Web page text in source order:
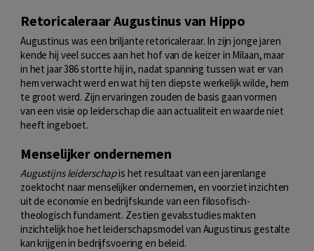
Retoricaleraar Augustinus van Hippo
Augustinus was een briljante retoricaleraar. In zijn jonge jaren
kende hij veel succes aan het hof van de keizer in Milaan, maar
in het jaar 386 stortte hij in, nadat spanning tussen wat er van
hem verwacht werd en wat hij ten diepste werkelijk wilde, hem
te groot werd. Zijn ervaringen zouden de basis gaan vormen
van een visie op leiderschap die aan actualiteit en waarde niet
heeft ingeboet.
Menselijker ondernemen
Augustijns leiderschapis het resultaat van een jarenlange
zoektocht naar menselijker ondernemen, en voorziet inzichten
uit de economie en bedrijfskunde van een filosofisch-
theologisch fundament. Zestien gevalsstudies makten
inzichtelijk hoe het leiderschapsmodel van Augustinus gestalte
kan krijgen in bedrijfsvoering en beleid.